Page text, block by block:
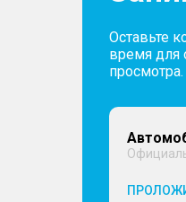
Оставьте
время для
просмотра.